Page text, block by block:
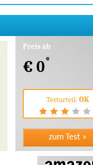
Preis ab
€ 0*
Testurteil: OK